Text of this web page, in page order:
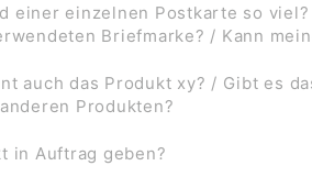
einer einzelnen Postkarte so
Briefmarke? / Kann
auch das Produkt xy? / Gibt es
Produkten?
in Auftrag geben?